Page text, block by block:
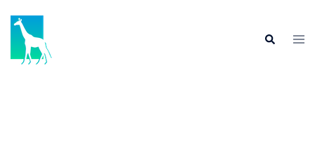
content
Search